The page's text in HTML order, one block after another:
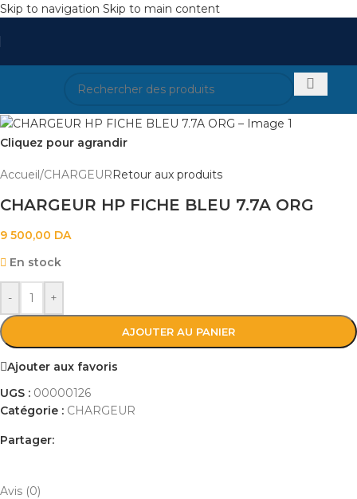
Skip to navigation Skip to main content
Cliquez pour agrandir
Accueil /CHARGEUR Retour aux produits
CHARGEUR HP FICHE BLEU 7.7A ORG
9 500,00 DA
En stock
- +
AJOUTER AU PANIER
Ajouter aux favoris
UGS : 00000126
Catégorie : CHARGEUR
Partager:
Avis (0)